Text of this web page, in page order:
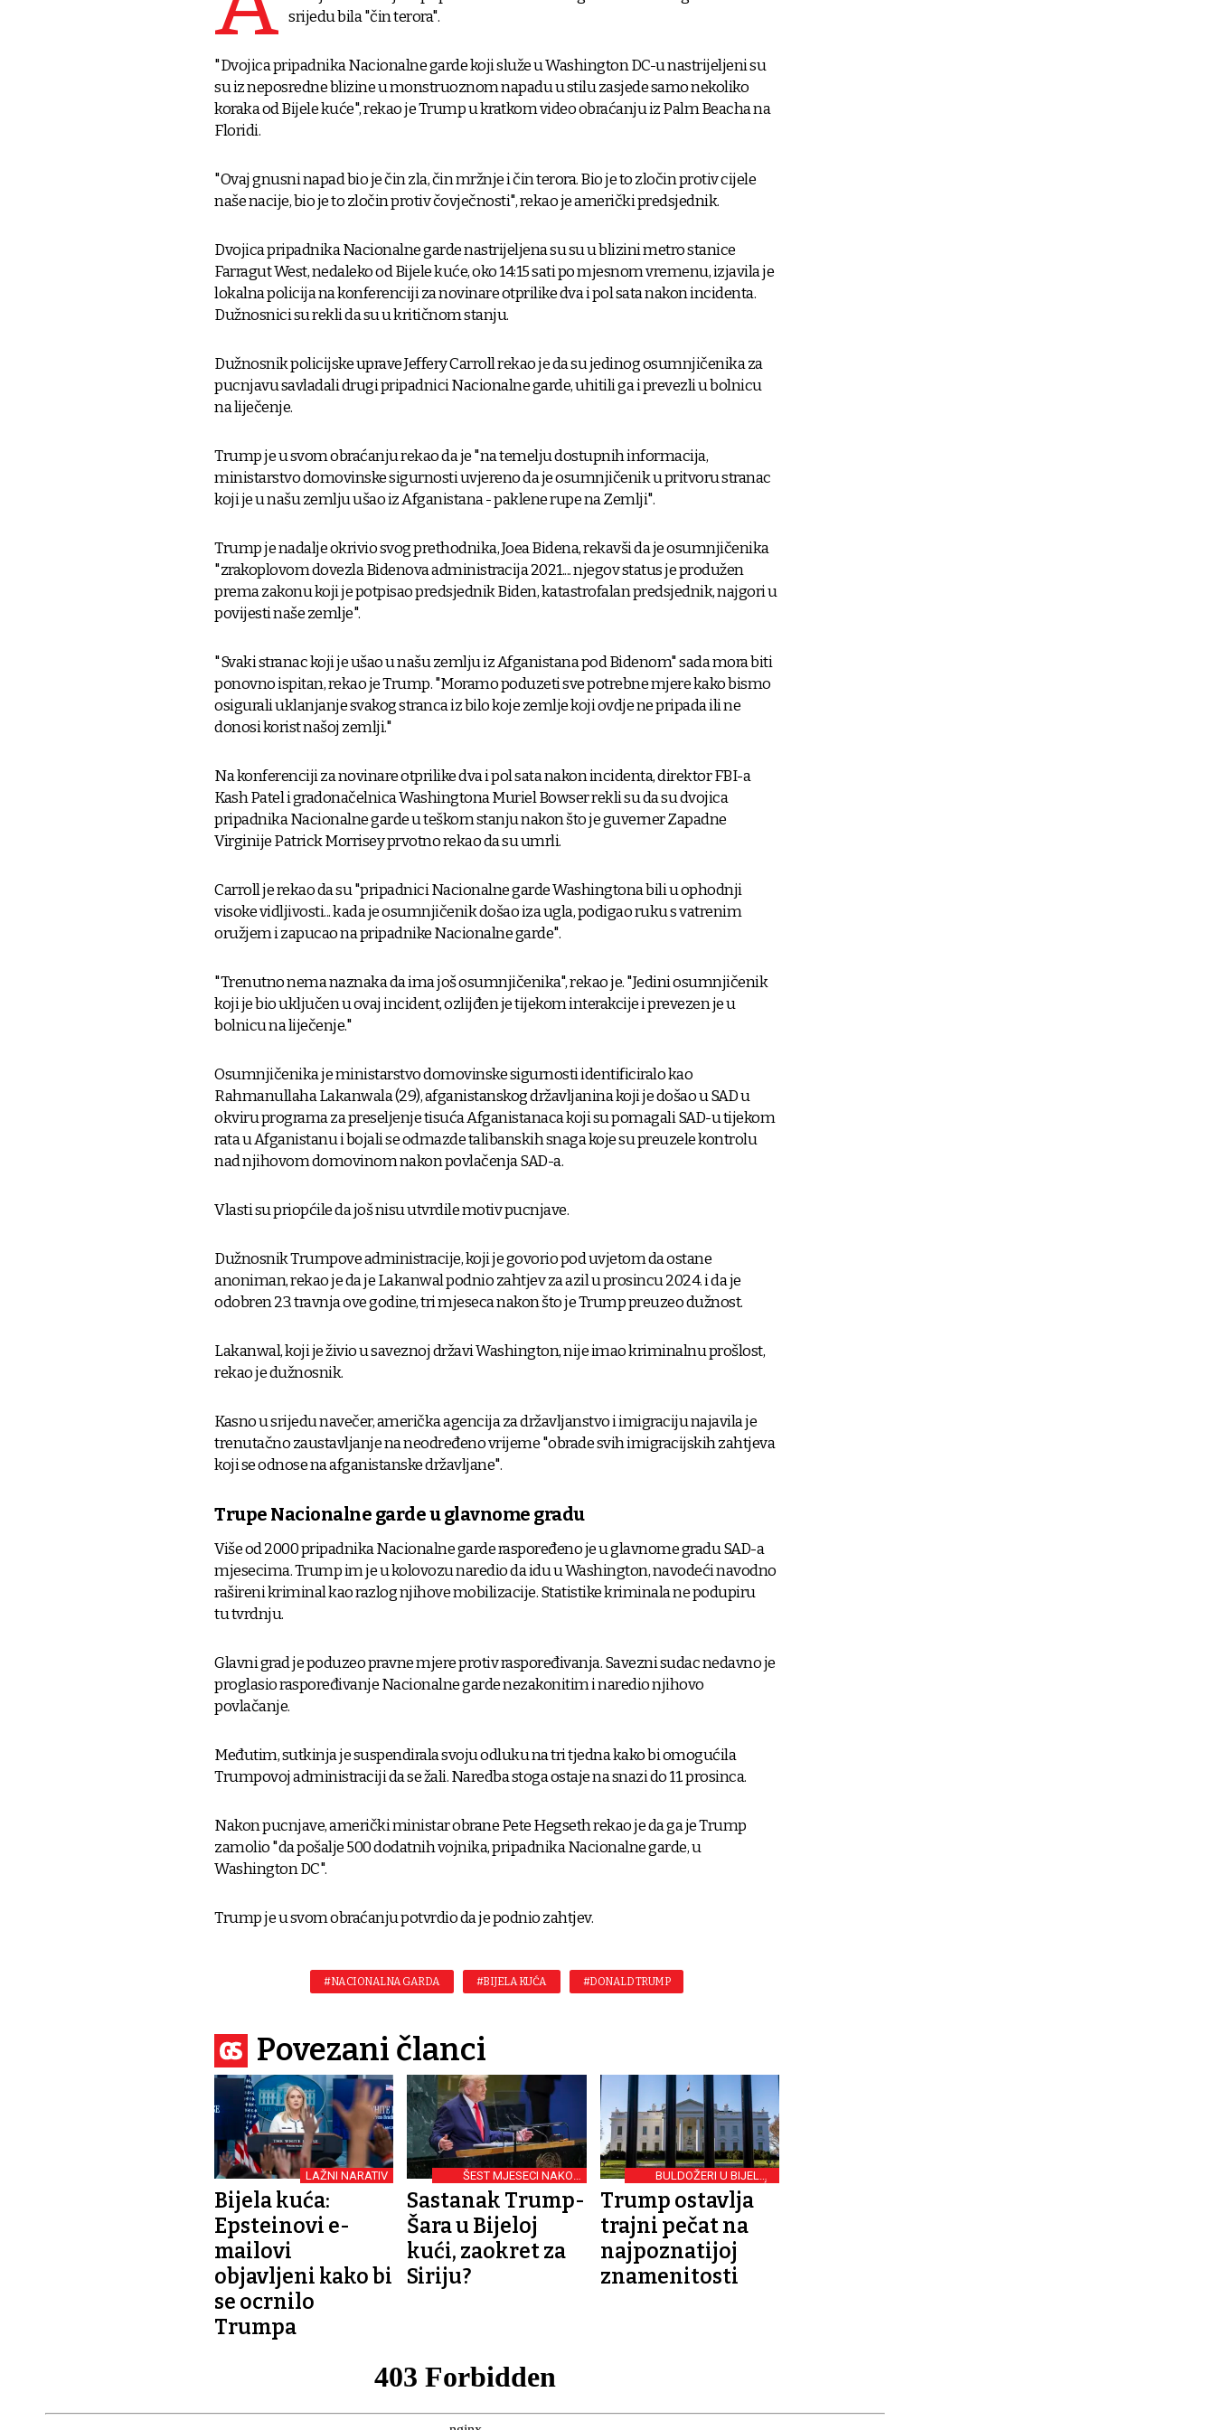
srijedu bila "čin terora".
"Dvojica pripadnika Nacionalne garde koji služe u Washington DC-u nastrijeljeni su
su iz neposredne blizine u monstruoznom napadu u stilu zasjede samo nekoliko
koraka od Bijele kuće", rekao je Trump u kratkom video obraćanju iz Palm Beacha na
Floridi.
"Ovaj gnusni napad bio je čin zla, čin mržnje i čin terora. Bio je to zločin protiv cijele
naše nacije, bio je to zločin protiv čovječnosti", rekao je američki predsjednik.
Dvojica pripadnika Nacionalne garde nastrijeljena su su u blizini metro stanice
Farragut West, nedaleko od Bijele kuće, oko 14:15 sati po mjesnom vremenu, izjavila je
lokalna policija na konferenciji za novinare otprilike dva i pol sata nakon incidenta.
Dužnosnici su rekli da su u kritičnom stanju.
Dužnosnik policijske uprave Jeffery Carroll rekao je da su jedinog osumnjičenika za
pucnjavu savladali drugi pripadnici Nacionalne garde, uhitili ga i prevezli u bolnicu
na liječenje.
Trump je u svom obraćanju rekao da je "na temelju dostupnih informacija,
ministarstvo domovinske sigurnosti uvjereno da je osumnjičenik u pritvoru stranac
koji je u našu zemlju ušao iz Afganistana - paklene rupe na Zemlji".
Trump je nadalje okrivio svog prethodnika, Joea Bidena, rekavši da je osumnjičenika
"zrakoplovom dovezla Bidenova administracija 2021.... njegov status je produžen
prema zakonu koji je potpisao predsjednik Biden, katastrofalan predsjednik, najgori u
povijesti naše zemlje".
"Svaki stranac koji je ušao u našu zemlju iz Afganistana pod Bidenom" sada mora biti
ponovno ispitan, rekao je Trump. "Moramo poduzeti sve potrebne mjere kako bismo
osigurali uklanjanje svakog stranca iz bilo koje zemlje koji ovdje ne pripada ili ne
donosi korist našoj zemlji."
Na konferenciji za novinare otprilike dva i pol sata nakon incidenta, direktor FBI-a
Kash Patel i gradonačelnica Washingtona Muriel Bowser rekli su da su dvojica
pripadnika Nacionalne garde u teškom stanju nakon što je guverner Zapadne
Virginije Patrick Morrisey prvotno rekao da su umrli.
Carroll je rekao da su "pripadnici Nacionalne garde Washingtona bili u ophodnji
visoke vidljivosti... kada je osumnjičenik došao iza ugla, podigao ruku s vatrenim
oružjem i zapucao na pripadnike Nacionalne garde".
"Trenutno nema naznaka da ima još osumnjičenika", rekao je. "Jedini osumnjičenik
koji je bio uključen u ovaj incident, ozlijđen je tijekom interakcije i prevezen je u
bolnicu na liječenje."
Osumnjičenika je ministarstvo domovinske sigurnosti identificiralo kao
Rahmanullaha Lakanwala (29), afganistanskog državljanina koji je došao u SAD u
okviru programa za preseljenje tisuća Afganistanaca koji su pomagali SAD-u tijekom
rata u Afganistanu i bojali se odmazde talibanskih snaga koje su preuzele kontrolu
nad njihovom domovinom nakon povlačenja SAD-a.
Vlasti su priopćile da još nisu utvrdile motiv pucnjave.
Dužnosnik Trumpove administracije, koji je govorio pod uvjetom da ostane
anoniman, rekao je da je Lakanwal podnio zahtjev za azil u prosincu 2024. i da je
odobren 23. travnja ove godine, tri mjeseca nakon što je Trump preuzeo dužnost.
Lakanwal, koji je živio u saveznoj državi Washington, nije imao kriminalnu prošlost,
rekao je dužnosnik.
Kasno u srijedu navečer, američka agencija za državljanstvo i imigraciju najavila je
trenutačno zaustavljanje na neodređeno vrijeme "obrade svih imigracijskih zahtjeva
koji se odnose na afganistanske državljane".
Trupe Nacionalne garde u glavnome gradu
Više od 2000 pripadnika Nacionalne garde raspoređeno je u glavnome gradu SAD-a
mjesecima. Trump im je u kolovozu naredio da idu u Washington, navodeći navodno
rašireni kriminal kao razlog njihove mobilizacije. Statistike kriminala ne podupiru
tu tvrdnju.
Glavni grad je poduzeo pravne mjere protiv raspoređivanja. Savezni sudac nedavno je
proglasio raspoređivanje Nacionalne garde nezakonitim i naredio njihovo
povlačanje.
Međutim, sutkinja je suspendirala svoju odluku na tri tjedna kako bi omogućila
Trumpovoj administraciji da se žali. Naredba stoga ostaje na snazi ​​do 11. prosinca.
Nakon pucnjave, američki ministar obrane Pete Hegseth rekao je da ga je Trump
zamolio "da pošalje 500 dodatnih vojnika, pripadnika Nacionalne garde, u
Washington DC".
Trump je u svom obraćanju potvrdio da je podnio zahtjev.
#NACIONALNA GARDA #BIJELA KUĆA #DONALD TRUMP
Povezani članci
LAŽNI NARATIV
Bijela kuća:
Epsteinovi e-
mailovi
objavljeni kako bi
se ocrnilo
Trumpa
ŠEST MJESECI NAKON
PRVOG SUSRETA
Sastanak Trump-
Šara u Bijeloj
kući, zaokret za
Siriju?
BULDOŽERI U BIJELOJ
KUĆI:
Trump ostavlja
trajni pečat na
najpoznatijoj
znamenitosti